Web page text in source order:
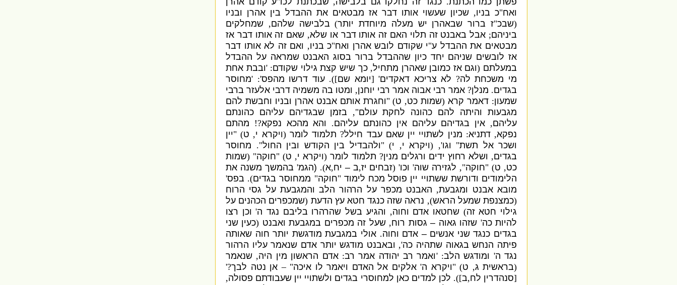
ואח"כ בניו, שכיון שעשוי אותו דבר אז מבטאים את ההבדל בין אהרן ובניו
(שבכ"ז ברור שבאהרן יש מעלה מיוחדת יותר) בלבישה שלהם, שמחלקים
ביניהם; אבל באבנט זה תלוי האם זה אותו דבר או שלא, שאם זה אותו דבר אז
מבטאים את ההבדל ע"י שקודם לובש אהרן ואח"כ בניו, ואם זה לא אותו דבר
אז לובשים שניהם יחד כיון שההבדל ברור בסוג האבנט שמראה על ההבדל
במעלתם (וגם אז כמובן שאהרן מתחיל,כך שיש קצת גילוי שקודם: 'ובבת אחת
מי משכחת לה? לא צריכא דאקדים' [יומא שם]).עוד דרשו מהפס': 'מחוסר
בגדים. מנלן? אמר רבי אבוה אמר רבי יוחנן, ומטו בה משמיה דרבי אלעזר ברבי
שמעון: דאמר קרא (שמות כט, ט) "וחגרת אותם אבנט אהרן ובניו וחבשת להם
מגבעות והיתה להם כהונה לחקת עולם", בזמן שבגדיהם עליהם כהונתם
עליהם, אין בגדיהם עליהם אין כהונתם עליהם. והא מהכא נפקא?! מהתם
נפקא,דתניא: מנין לשתויי יין שאם עבד חילל? תלמוד לומר(ויקרא י, ט) "יין
ושכר אל תשת" וגו', (ויקרא י, י) "ולהבדיל בין הקודש ובין החול". מחוסר
בגדים, ושלא רחוץ ידים ורגלים מנין? תלמוד לומר (ויקרא י, ט) "חוקה"
(שמות
כט, ט) "חוקה", לגזירה שוה' וכו' (זבחים יז,ב – יח,א).
(הגמ' בהמשך משנה את
הלימודים ודורשת ששתויי יין פוסל מכח לימוד"חוקה" ממחוסר בגדים). בפס'
מובא אבנט ומגבעת, האבנט מכפר על הרהור הלב והמגבעת על גסי הרוח
(כמצנפת שמעל הראש), נראה שזה כנגד חטא עץ הדעת (שמכפרים הכהנים על
גילוי חטא זה)שחטאו אדם וחוה, והגיע בשל שהרהרו בליבם נגד ה' וכן רצו
להיות כה' שזהו גאוה – גסות רוח,שעל זה מכפרים במגבעת ואבנט (כעין שני
בגדים כנגד שני אנשים – אדם וחוה.אולי במגבעת מודגשת יותר חוה שאותה
פיתה הנחש בגאוה שתהיה כה', ובאבנט מודגש יותר אדם שנאמר עליו הרהור
נגד ה' ומודגש הלב: 'ואמר רב יהודה אמר רב:אדם הראשון מין היה, שנאמר
(בראשית ג, ט) "ויקרא ה'אלקים אל האדם ויאמר לו איכה" – אן נטה לבך?'
[סנהדרין לח,ב]). לכן למדים כאן למחוסרי בגדים ולשתויי יין שעבודתם פסולה,